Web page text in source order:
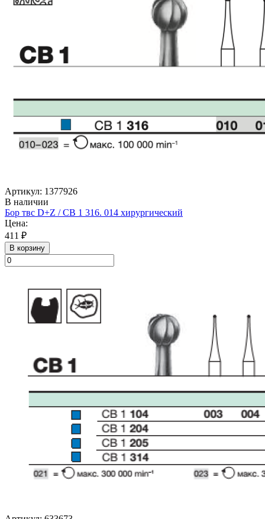
Артикул: 1377926
В наличии
Бор твс D+Z / CB 1 316. 014 хирургический
Цена:
411 ₽
В корзину